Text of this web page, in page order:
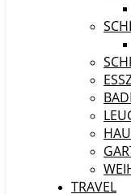
TRAVEL